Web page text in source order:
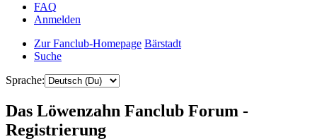
FAQ
Anmelden
Zur Fanclub-Homepage Bärstadt
Suche
Sprache:
Das Löwenzahn Fanclub Forum -
Registrierung